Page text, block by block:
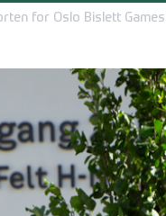
for Oslo Bislett